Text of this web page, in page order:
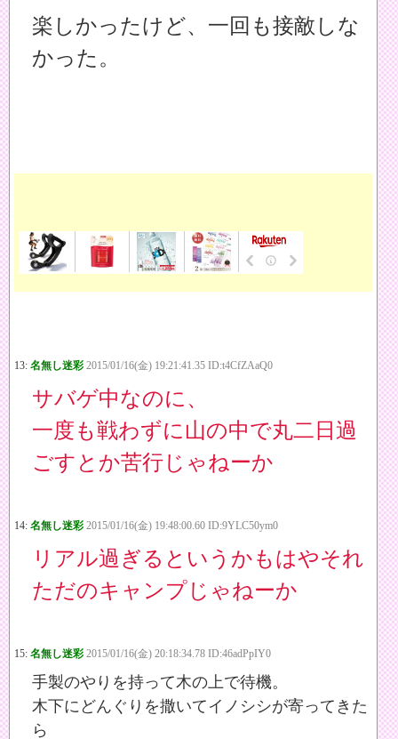
楽しかったけど、一回も接敵しな
かった。
13: 名無し迷彩 2015/01/16(金) 19:21:41.35 ID:t4CfZAaQ0
サバゲ中なのに、
一度も戦わずに山の中で丸二日過
ごすとか苦行じゃねーか
14: 名無し迷彩 2015/01/16(金) 19:48:00.60 ID:9YLC50ym0
リアル過ぎるというかもはやそれ
ただのキャンプじゃねーか
15: 名無し迷彩 2015/01/16(金) 20:18:34.78 ID:46adPpIY0
手製のやりを持って木の上で待機。
木下にどんぐりを撒いてイノシシが寄ってきた
ら